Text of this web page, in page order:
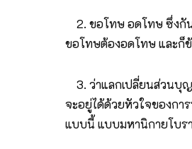
2. ขอโทษ อดโทษ ซึ่งกัน
ขอโทษต้องอดโทษ และก็
3. ว่าแลกเปลี่ยนส่วนบุ
จะอยู่ได้ด้วยหัวใจของกา
แบบนี้ แบบมหานิกายโบ